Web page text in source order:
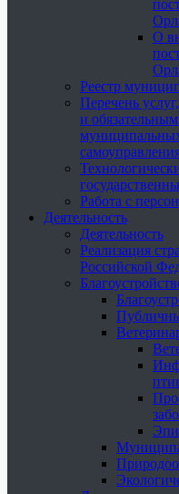
О
Реестр
Перечень
и
Работа с
Деятельность
Деятельность
Реализация
Российской